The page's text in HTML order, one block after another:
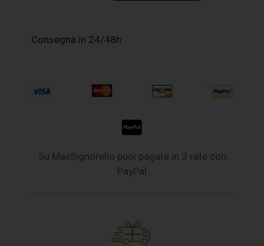
Consegna in 24/48h
Su MaxSignorello puoi pagare in 3 rate con
PayPal